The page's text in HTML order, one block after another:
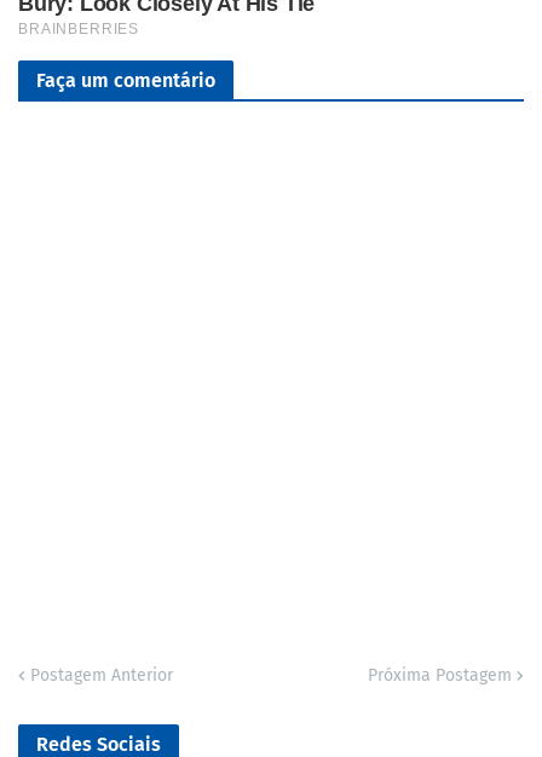
Faça um comentário
Postagem Anterior Próxima Postagem
Redes Sociais